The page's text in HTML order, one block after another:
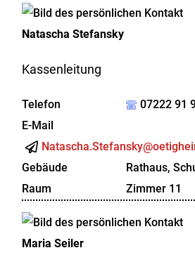
NataschaStefansky
Kassenleitung
Telefon
07222 91
E-Mail
Gebäude
Rathaus,
Raum
Zimmer 11
Maria Seiler